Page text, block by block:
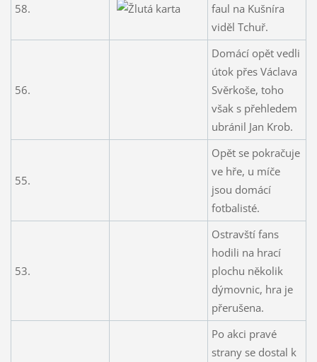
58.
faul na Kušníra
viděl Tchuř.
56.
Domácí opět vedli
útok přes Václava
Svěrkoše, toho
však s přehledem
ubránil Jan Krob.
55.
Opět se pokračuje
ve hře, u míče
jsou domácí
fotbalisté.
53.
Ostravští fans
hodili na hrací
plochu několik
dýmovnic, hra je
přerušena.
Po akci pravé
strany se dostal k